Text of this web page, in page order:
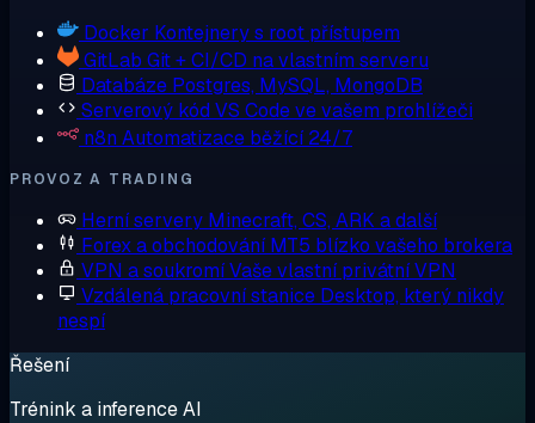
Docker Kontejnery s root přístupem
GitLab Git + CI/CD na vlastním serveru
Databáze Postgres, MySQL, MongoDB
Serverový kód VS Code ve vašem prohlížeči
n8n Automatizace běžící 24/7
PROVOZ A TRADING
Herní servery Minecraft, CS, ARK a další
Forex a obchodování MT5 blízko vašeho brokera
VPN a soukromíVaše vlastní privátní VPN
Vzdálená pracovní stanice Desktop, který nikdy
nespí
Řešení
Trénink a inference AI